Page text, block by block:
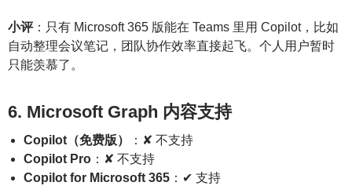
小评：只有 Microsoft 365 版能在 Teams 里用 Copilot，比如
自动整理会议笔记，团队协作效率直接起飞。个人用户暂时
只能羡慕了。
6. Microsoft Graph 内容支持
Copilot（免费版）
：✘ 不支持
Copilot Pro ：✘ 不支持
Copilot for Microsoft 365 ：✔ 支持